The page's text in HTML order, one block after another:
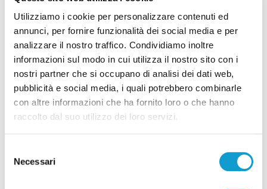
Utilizziamo i cookie per personalizzare contenuti ed
annunci, per fornire funzionalità dei social media e per
analizzare il nostro traffico. Condividiamo inoltre
informazioni sul modo in cui utilizza il nostro sito con i
nostri partner che si occupano di analisi dei dati web,
pubblicità e social media, i quali potrebbero combinarle
con altre informazioni che ha fornito loro o che hanno
raccolto dal suo utilizzo dei loro servizi.
delNecessari
Detenuto aggredisce cinque agenti nel
carcere di Ascoli Piceno: due feriti
di Sergio Cinquino